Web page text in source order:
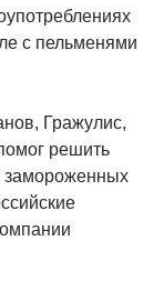
с пельменями
Гражулис,
решить
замороженных